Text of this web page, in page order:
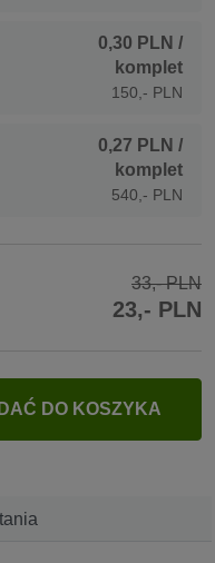
0,30 PLN /
komplet
150,- PLN
0,27 PLN /
komplet
540,- PLN
33,- PLN
23,- PLN
DO KOSZYKA